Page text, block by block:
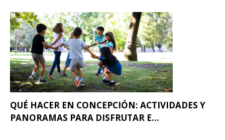
QUÉ HACER EN CONCEPCIÓN: ACTIVIDADES Y
PANORAMAS PARA DISFRUTAR E...